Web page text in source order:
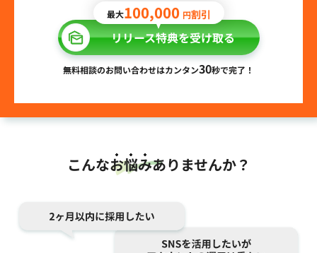
最大100,000 円割引
リリース特典を受け取る
無料相談のお問い合わせはカンタン30秒で完了！
こんなお悩みありませんか？